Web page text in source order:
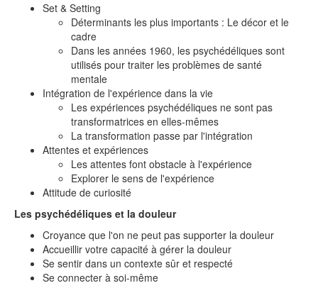
Set & Setting
Déterminants les plus importants : Le décor et le
cadre
Dans les années 1960, les psychédéliques sont
utilisés pour traiter les problèmes de santé
mentale
Intégration de l'expérience dans la vie
Les expériences psychédéliques ne sont pas
transformatrices en elles-mêmes
La transformation passe par l'intégration
Attentes et expériences
Les attentes font obstacle à l'expérience
Explorer le sens de l'expérience
Attitude de curiosité
Les psychédéliques et la douleur
Croyance que l'on ne peut pas supporter la douleur
Accueillir votre capacité à gérer la douleur
Se sentir dans un contexte sûr et respecté
Se connecter à soi-même